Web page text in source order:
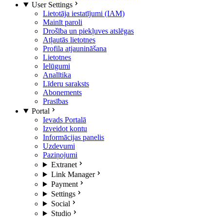
User Settings
Lietotāja iestatījumi (IAM)
Mainīt paroli
Drošība un piekļuves atslēgas
Atļautās lietotnes
Profila atjaunināšana
Lietotnes
Ielūgumi
Analītika
Līderu saraksts
Abonements
Prasības
Portal
Ievads Portalā
Izveidot kontu
Informācijas panelis
Uzdevumi
Paziņojumi
Extranet
Link Manager
Payment
Settings
Social
Studio